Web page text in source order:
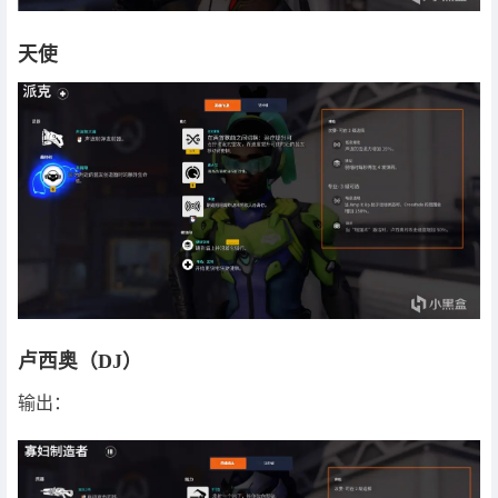
天使
卢西奥（DJ）
输出：